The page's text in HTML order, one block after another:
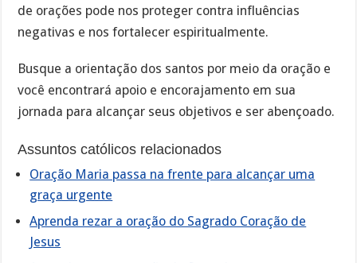
de orações pode nos proteger contra influências
negativas e nos fortalecer espiritualmente.
Busque a orientação dos santos por meio da oração e
você encontrará apoio e encorajamento em sua
jornada para alcançar seus objetivos e ser abençoado.
Assuntos católicos relacionados
Oração Maria passa na frente para alcançar uma
graça urgente
Aprenda rezar a oração do Sagrado Coração de
Jesus